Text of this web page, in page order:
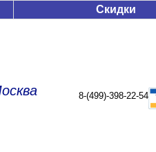
Скидки
8-(499)-398-22-54